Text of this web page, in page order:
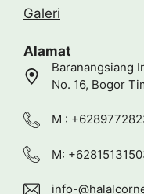
Galeri
Alamat
Baranangsiang
No. 16, Bogor
M :
M:
info-